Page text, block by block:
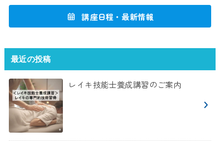
講座日程・最新情報
最近の投稿
レイキ技能士養成講習のご案内